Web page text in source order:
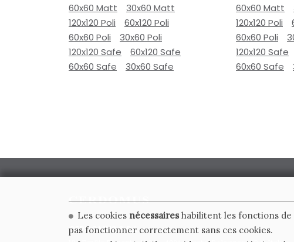
60x60 Matt
30x60 Matt
120x120 Poli
60x120 Poli
60x60 Poli
30x60 Poli
120x120 Safe
60x120 Safe
60x60 Safe
30x60 Safe
60x60 Matt
120x120 Poli
60x60 Poli
120x120 Safe
60x60 Safe
CERDOMUS S.R.L.
Les cookies nécessaireshabilitent les fonctions de
pas fonctionner correctement sans ces cookies.